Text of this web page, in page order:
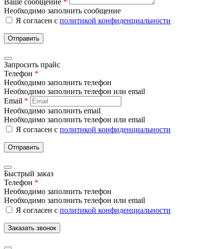
Ваше сообщение *
Необходимо заполнить сообщение
Я согласен с политикой конфиденциальности
Отправить
Запросить прайс
Телефон *
Необходимо заполнить телефон
Необходимо заполнить телефон или email
Email *
Необходимо заполнить email
Необходимо заполнить телефон или email
Я согласен с политикой конфиденциальности
Отправить
Быстрый заказ
Телефон *
Необходимо заполнить телефон
Необходимо заполнить телефон или email
Я согласен с политикой конфиденциальности
Заказать звонок